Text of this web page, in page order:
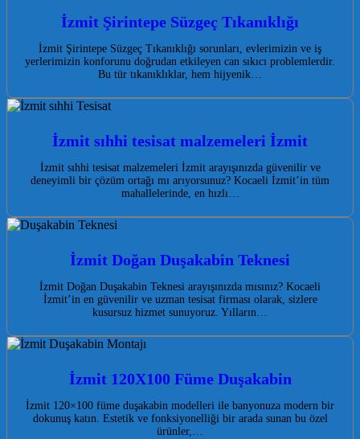
İzmit Şirintepe Süzgeç Tıkanıklığı
İzmit Şirintepe Süzgeç Tıkanıklığı sorunları, evlerimizin ve iş
yerlerimizin konforunu doğrudan etkileyen can sıkıcı problemlerdir.
Bu tür tıkanıklıklar, hem hijyenik…
İzmit sıhhi tesisat malzemeleri İzmit
İzmit sıhhi tesisat malzemeleri İzmit arayışınızda güvenilir ve
deneyimli bir çözüm ortağı mı arıyorsunuz? Kocaeli İzmit’in tüm
mahallelerinde, en hızlı…
İzmit Doğan Duşakabin Teknesi
İzmit Doğan Duşakabin Teknesi arayışınızda mısınız? Kocaeli
İzmit’in en güvenilir ve uzman tesisat firması olarak, sizlere
kusursuz hizmet sunuyoruz. Yılların…
İzmit 120X100 Füme Duşakabin
İzmit 120×100 füme duşakabin modelleri ile banyonuza modern bir
dokunuş katın. Estetik ve fonksiyonelliği bir arada sunan bu özel
ürünler,…